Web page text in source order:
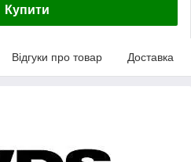
Купити
Відгуки про товар Доставка